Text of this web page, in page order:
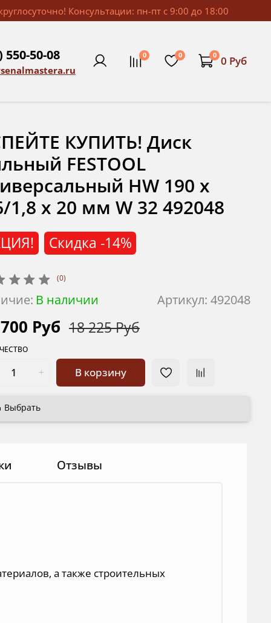
Консультации: пн-пт с 9:00 до 18:00
550-50-08 0 0 0 0 Руб
(0)
Артикул: 492048
В наличии
Скидка -14%
КУПИТЬ! Диск
FESTOOL
HW 190 x
1,8 x 20 мм W 32 492048
Руб 18 225 Руб
В корзину
Выбрать
Отзывы
а также строительных